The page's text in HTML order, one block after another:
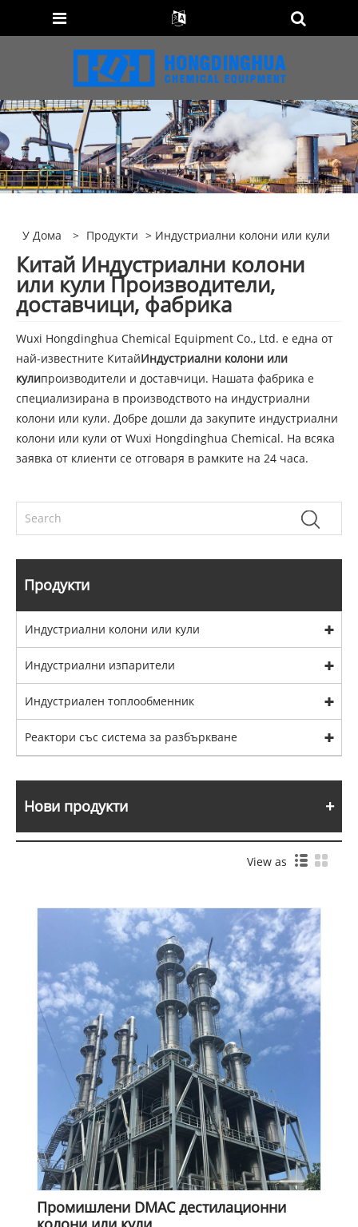
У Дома > Продукти > Индустриални колони или кули
Китай Индустриални колони
или кули Производители,
доставчици, фабрика
Wuxi Hongdinghua Chemical Equipment Co., Ltd. е една от
най-известните КитайИндустриални колони или
кулипроизводители и доставчици. Нашата фабрика е
специализирана в производството на индустриални
колони или кули. Добре дошли да закупите индустриални
колони или кули от Wuxi Hongdinghua Chemical. На всяка
заявка от клиенти се отговаря в рамките на 24 часа.
Продукти
Индустриални колони или кули
Индустриални изпарители
Индустриален топлообменник
Реактори със система за разбъркване
Нови продукти
View as
Промишлени DMAC дестилационни